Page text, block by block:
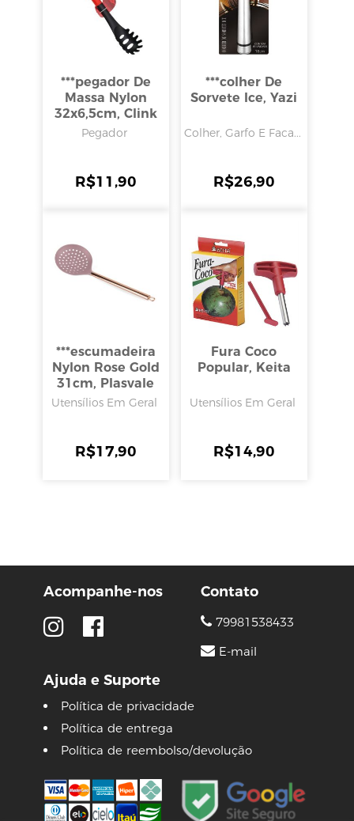
***pegador De
Massa Nylon
32x6,5cm, Clink
Pegador
R$11,90
***colher De
Sorvete Ice, Yazi
Colher, Garfo E Faca...
R$26,90
***escumadeira
Nylon Rose Gold
31cm, Plasvale
Utensílios Em Geral
R$17,90
Fura Coco
Popular, Keita
Utensílios Em Geral
R$14,90
Acompanhe-nos
Ajuda e Suporte
Política de privacidade
Política de entrega
Política de reembolso/devolução
Contato
79981538433
E-mail